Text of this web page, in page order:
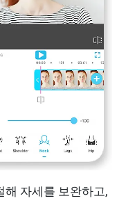
해 자세를 보완하고,